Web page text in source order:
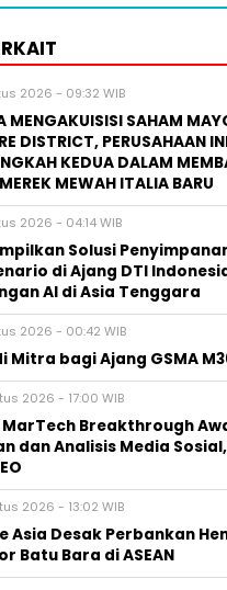
2026 - 09:32 WIB
MENGAKUISISI SAHAM
DISTRICT, PERUSAHAAN
KEDUA DALAM
MEWAH ITALIA BARU
2026 - 04:14 WIB
Solusi
di Ajang DTI
AI di Asia Tenggara
2026 - 00:42 WIB
Mitra bagi Ajang GSMA
2026 - 17:00 WIB
MarTech Breakthrough
dan Analisis Media
2026 - 13:02 WIB
Asia Desak Perbankan
Batu Bara di ASEAN